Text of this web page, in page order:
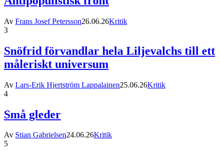
Av Frans Josef Petersson26.06.26Kritik
3
Snöfrid förvandlar hela Liljevalchs till ett
måleriskt universum
Av Lars-Erik Hjertström Lappalainen25.06.26Kritik
4
Små gleder
Av Stian Gabrielsen24.06.26Kritik
5